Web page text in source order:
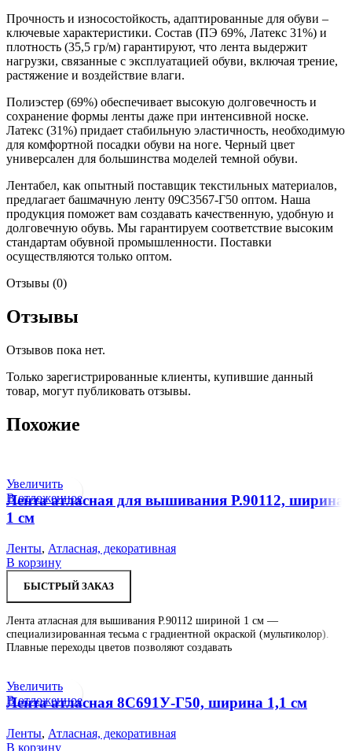
Прочность и износостойкость, адаптированные для обуви –
ключевые характеристики. Состав (ПЭ 69%, Латекс 31%) и
плотность (35,5 гр/м) гарантируют, что лента выдержит
нагрузки, связанные с эксплуатацией обуви, включая трение,
растяжение и воздействие влаги.
Полиэстер (69%) обеспечивает высокую долговечность и
сохранение формы ленты даже при интенсивной носке.
Латекс (31%) придает стабильную эластичность, необходимую
для комфортной посадки обуви на ноге. Черный цвет
универсален для большинства моделей темной обуви.
Лентабел, как опытный поставщик текстильных материалов,
предлагает башмачную ленту 09С3567-Г50 оптом. Наша
продукция поможет вам создавать качественную, удобную и
долговечную обувь. Мы гарантируем соответствие высоким
стандартам обувной промышленности. Поставки
осуществляются только оптом.
Отзывы (0)
Отзывы
Отзывов пока нет.
Только зарегистрированные клиенты, купившие данный
товар, могут публиковать отзывы.
Похожие
Увеличить
В отложенное
Лента атласная для вышивания Р.90112, ширина
1 см
Ленты, Атласная, декоративная
В корзину
БЫСТРЫЙ ЗАКАЗ
Лента атласная для вышивания Р.90112 шириной 1 см —
специализированная тесьма с градиентной окраской (мультиколор).
Плавные переходы цветов позволяют создавать
Увеличить
В отложенное
Лента атласная 8С691У-Г50, ширина 1,1 см
Ленты, Атласная, декоративная
В корзину